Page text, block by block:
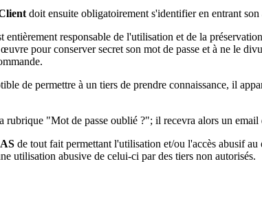
doit ensuite obligatoirement s'identifier en entrant son
entièrement responsable de l'utilisation et de la
pour conserver secret son mot de passe et à ne le
de permettre à un tiers de prendre connaissance, il
rubrique "Mot de passe oublié ?"; il recevra alors un
de tout fait permettant l'utilisation et/ou l'accès abusif au
utilisation abusive de celui-ci par des tiers non autorisés.